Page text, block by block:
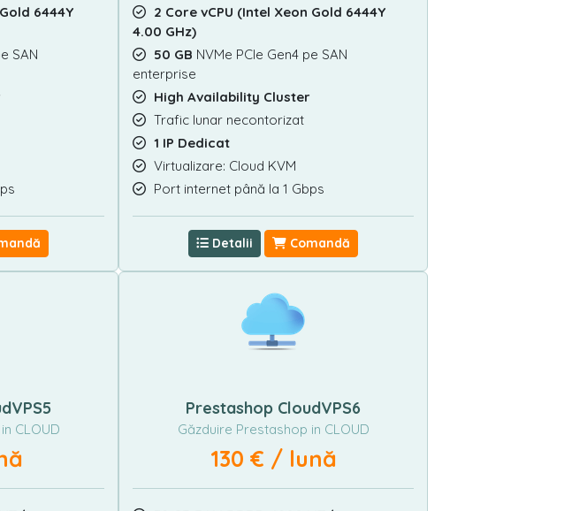
6444Y
SAN
2 Core vCPU (Intel Xeon Gold 6444Y
4.00 GHz)
50 GB NVMe PCIe Gen4 pe SAN
enterprise
High Availability Cluster
Trafic lunar necontorizat
1 IP Dedicat
Virtualizare: Cloud KVM
Port internet până la 1 Gbps
Detalii Comandă
CLOUD
Prestashop CloudVPS6
Găzduire Prestashop in CLOUD
130 € / lună